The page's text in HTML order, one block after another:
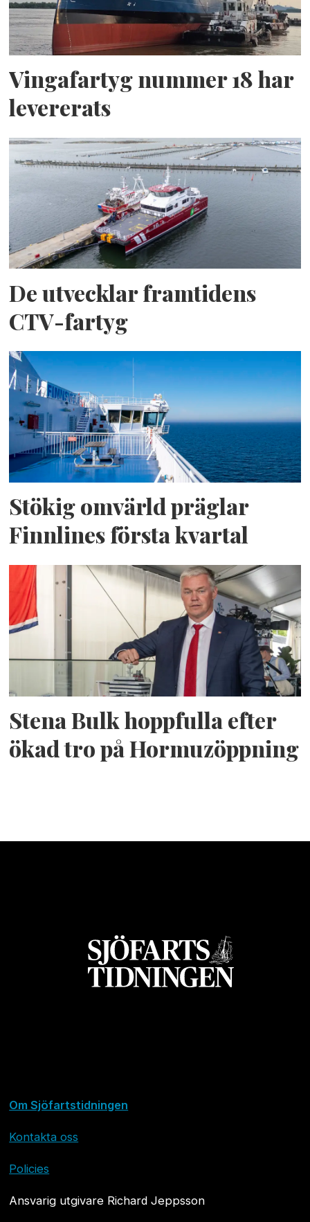
Vingafartyg nummer 18 har
levererats
De utvecklar framtidens
CTV-fartyg
Stökig omvärld präglar
Finnlines första kvartal
Stena Bulk hoppfulla efter
ökad tro på Hormuzöppning
Om Sjöfartstidningen
Kontakta oss
Policies
Ansvarig utgivare Richard Jeppsson